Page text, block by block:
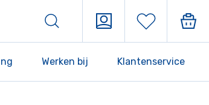
Werken bij Klantenservice